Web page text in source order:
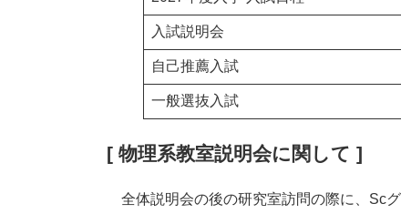
入試説明会
自己推薦入試
一般選抜入試
[ 物理系教室説明会に関して ]
全体説明会の後の研究室訪問の際に、Sc